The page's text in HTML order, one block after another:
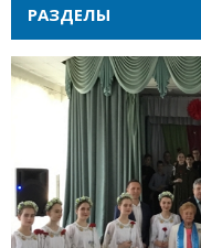
РАЗДЕЛЫ